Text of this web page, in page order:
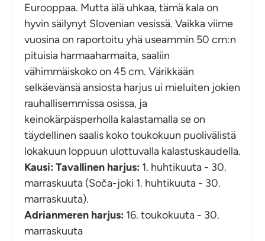
Eurooppaa. Mutta älä uhkaa, tämä kala on
hyvin säilynyt Slovenian vesissä. Vaikka viime
vuosina on raportoitu yhä useammin 50 cm:n
pituisia harmaaharmaita, saaliin
vähimmäiskoko on 45 cm. Värikkään
selkäevänsä ansiosta harjus ui mieluiten jokien
rauhallisemmissa osissa, ja
keinokärpäsperholla kalastamalla se on
täydellinen saalis koko toukokuun puolivälistä
lokakuun loppuun ulottuvalla kalastuskaudella.
Kausi: Tavallinen harjus: 1. huhtikuuta - 30.
marraskuuta (Soča-joki 1. huhtikuuta - 30.
marraskuuta).
Adrianmeren harjus: 16. toukokuuta - 30.
marraskuuta